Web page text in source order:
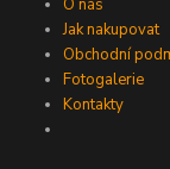
Jak nakupovat
Obchodní
Fotogalerie
Kontakty